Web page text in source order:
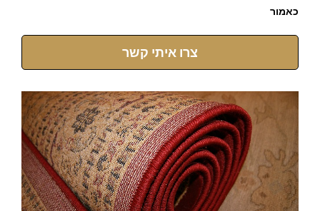
כאמור
צרו איתי קשר